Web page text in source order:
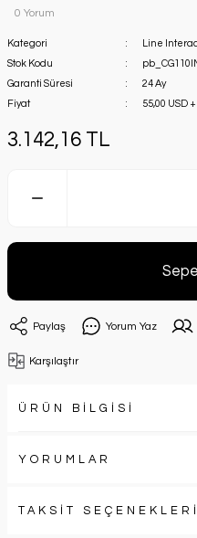
0 Yorum
Kategori
Line
Stok Kodu
Garanti Süresi
24 Ay
Fiyat
55,00 USD
3.142,16 TL
Paylaş Yorum Yaz
Karşılaştır
ÜRÜN BİLGİSİ
YORUMLAR
TAKSİT SEÇENEKLERİ